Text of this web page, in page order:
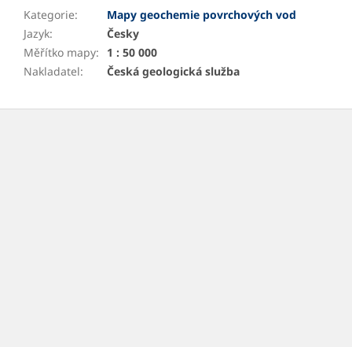
Kategorie:
Mapy geochemie povrchových vod
Jazyk:
Česky
Měřítko mapy:
1 : 50 000
Nakladatel: Česká geologická služba
Z